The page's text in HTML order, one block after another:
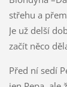
střehu a
Je už delší
začít něco
Před ní sedí